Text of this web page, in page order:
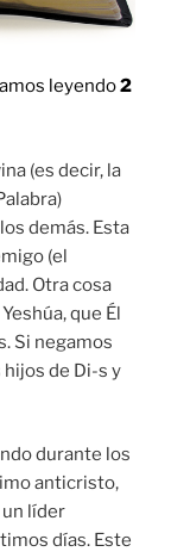
leyendo2
(es decir, la
demás. Esta
(el
Otra cosa
que Él
Si negamos
de Di-s y
durante los
anticristo,
líder
días. Este